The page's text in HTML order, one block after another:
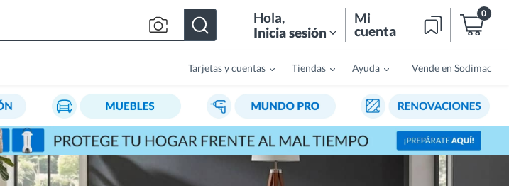
Hola,
Inicia sesión
Mi
cuenta
0
Tarjetas y cuentas Tiendas Ayuda Vende en Sodimac